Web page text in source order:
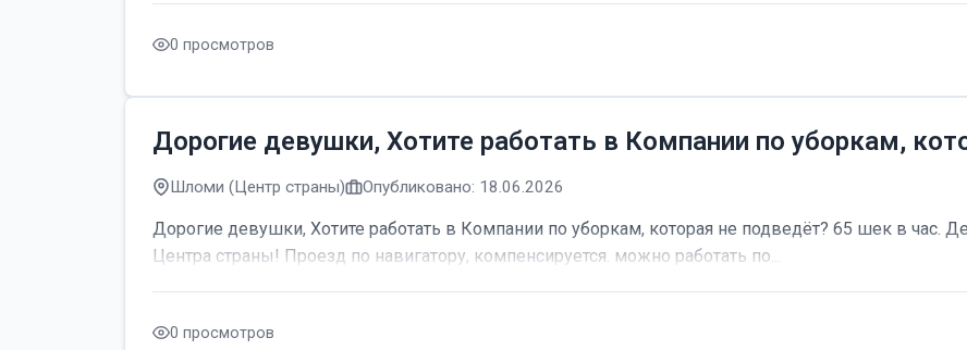
0 просмотров
Дорогие девушки, Хотите работать в Компании по уборкам,
Шломи (Центр страны) Опубликовано: 18.06.2026
Дорогие девушки, Хотите работать в Компании по уборкам, которая не подведёт? 65 шек в час.
Центра страны! Проезд по навигатору, компенсируется. можно работать по...
0 просмотров